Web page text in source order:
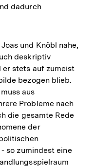
dadurch
und Knöbl nahe,
deskriptiv
stets auf zumeist
bezogen blieb.
aus
Probleme nach
die gesamte Rede
der
so zumindest eine